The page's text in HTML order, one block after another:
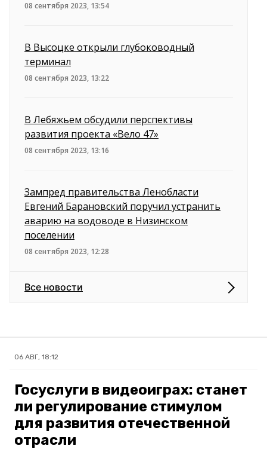
08 сентября 2023, 13:54
В Высоцке открыли глубоководный
терминал
08 сентября 2023, 13:22
В Лебяжьем обсудили перспективы
развития проекта «Вело 47»
08 сентября 2023, 13:16
Зампред правительства Ленобласти
Евгений Барановский поручил устранить
аварию на водоводе в Низинском
поселении
08 сентября 2023, 12:28
Все новости
06 АВГ, 18:12
Госуслуги в видеоиграх: станет
ли регулирование стимулом
для развития отечественной
отрасли